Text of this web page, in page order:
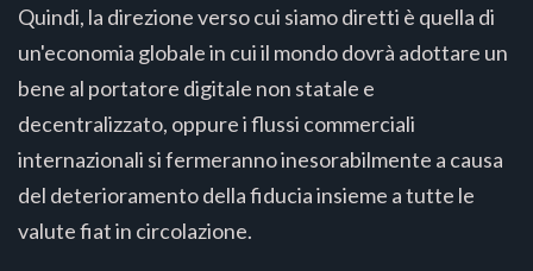
Quindi, la direzione verso cui siamo diretti è quella di
un'economia globale in cui il mondo dovrà adottare un
bene al portatore digitale non statale e
decentralizzato, oppure i flussi commerciali
internazionali si fermeranno inesorabilmente a causa
del deterioramento della fiducia insieme a tutte le
valute fiat in circolazione.